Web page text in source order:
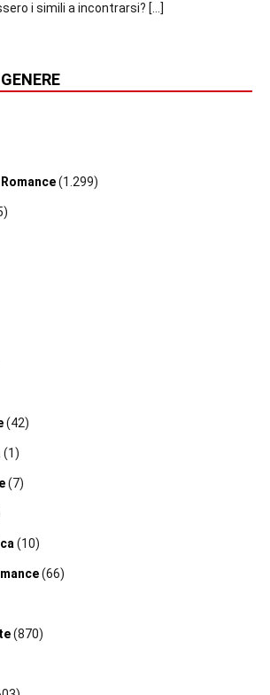
i simili a incontrarsi? […]
(1.299)
(42)
(1)
(7)
(10)
(66)
(870)